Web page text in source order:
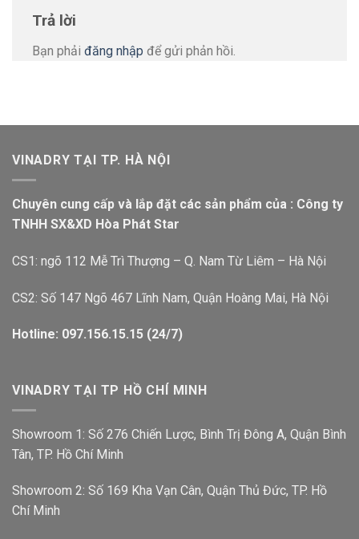
Trả lời
Bạn phải đăng nhập để gửi phản hồi.
VINADRY TẠI TP. HÀ NỘI
Chuyên cung cấp và lắp đặt các sản phẩm của : Công ty
TNHH SX&XD Hòa Phát Star
CS1: ngõ 112 Mễ Trì Thượng – Q. Nam Từ Liêm – Hà Nội
CS2: Số 147 Ngõ 467 Lĩnh Nam, Quận Hoàng Mai, Hà Nội
Hotline: 097.156.15.15 (24/7)
VINADRY TẠI TP HỒ CHÍ MINH
Showroom 1: Số 276 Chiến Lược, Bình Trị Đông A, Quận Bình
Tân, TP. Hồ Chí Minh
Showroom 2: Số 169 Kha Vạn Cân, Quận Thủ Đức, TP. Hồ
Chí Minh